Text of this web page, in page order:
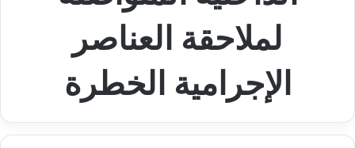
لملاحقة العناصر
الإجرامية الخطرة